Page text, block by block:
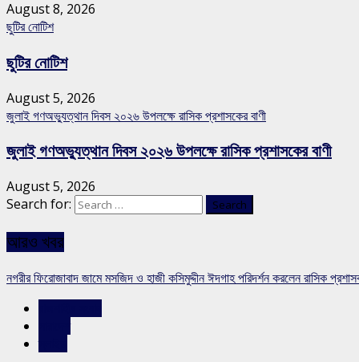
August 8, 2026
ছুটির নোটিশ
ছুটির নোটিশ
August 5, 2026
জুলাই গণঅভ্যুত্থান দিবস ২০২৬ উপলক্ষে রাসিক প্রশাসকের বাণী
জুলাই গণঅভ্যুত্থান দিবস ২০২৬ উপলক্ষে রাসিক প্রশাসকের বাণী
August 5, 2026
Search for:
আরও খবর
নগরীর ফিরোজাবাদ জামে মসজিদ ও হাজী কসিমুদ্দীন ঈদগাহ পরিদর্শন করলেন রাসিক